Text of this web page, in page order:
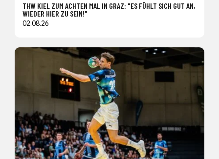
THW KIEL ZUM ACHTEN MAL IN GRAZ: "ES FÜHLT SICH GUT AN,
WIEDER HIER ZU SEIN!"
02.08.26